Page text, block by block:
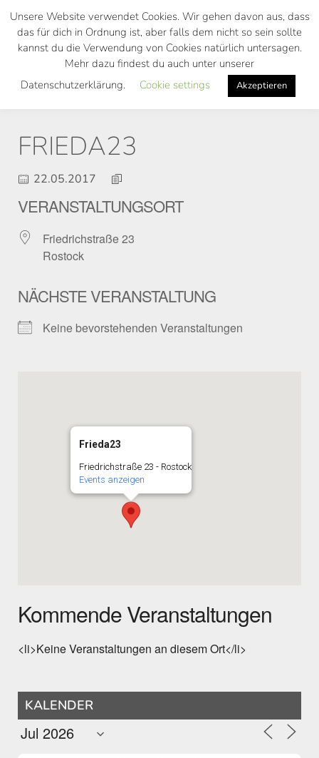
Skip
main
FRIEDA23
22.05.2017
VERANSTALTUNGSORT
Friedrichstraße 23
Rostock
NÄCHSTE VERANSTALTUNG
Keine bevorstehenden Veranstaltungen
Frieda23
Friedrichstraße 23 - Rostock
Events anzeigen
Kommende Veranstaltungen
<li>Keine Veranstaltungen an diesem Ort</li>
KALENDER
Unsere Website verwendet Cookies. Wir gehen davon aus, dass
das für dich in Ordnung ist, aber falls dem nicht so sein sollte
kannst du die Verwendung von Cookies natürlich untersagen.
Mehr dazu findest du auch unter unserer
Datenschutzerklärung.
Cookie settings Akzeptieren